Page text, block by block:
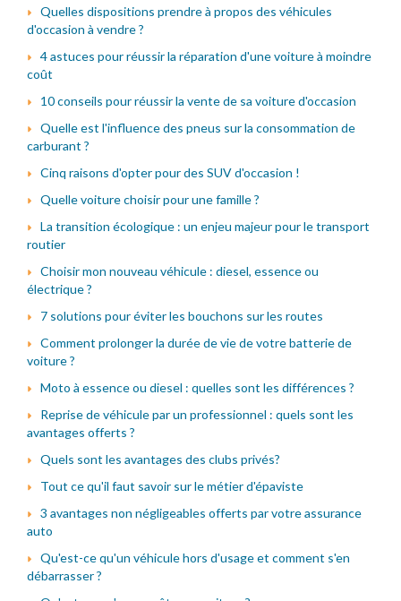
Quelles dispositions prendre à propos des véhicules
d'occasion à vendre ?
4 astuces pour réussir la réparation d'une voiture à moindre
coût
10 conseils pour réussir la vente de sa voiture d'occasion
Quelle est l'influence des pneus sur la consommation de
carburant ?
Cinq raisons d'opter pour des SUV d'occasion !
Quelle voiture choisir pour une famille ?
La transition écologique : un enjeu majeur pour le transport
routier
Choisir mon nouveau véhicule : diesel, essence ou
électrique ?
7 solutions pour éviter les bouchons sur les routes
Comment prolonger la durée de vie de votre batterie de
voiture ?
Moto à essence ou diesel : quelles sont les différences ?
Reprise de véhicule par un professionnel : quels sont les
avantages offerts ?
Quels sont les avantages des clubs privés?
Tout ce qu'il faut savoir sur le métier d'épaviste
3 avantages non négligeables offerts par votre assurance
auto
Qu'est-ce qu'un véhicule hors d'usage et comment s'en
débarrasser ?